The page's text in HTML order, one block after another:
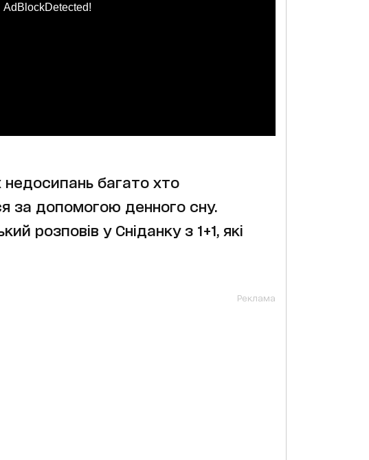
AdBlockDetected!
недосипань багато хто
за допомогою денного сну.
розповів у Сніданку з 1+1, які
Реклама